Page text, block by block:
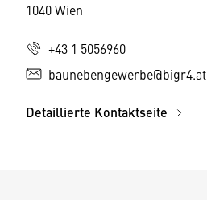
1040 Wien
+43 1 5056960
baunebengewerbe@bigr4.at
Detaillierte Kontaktseite